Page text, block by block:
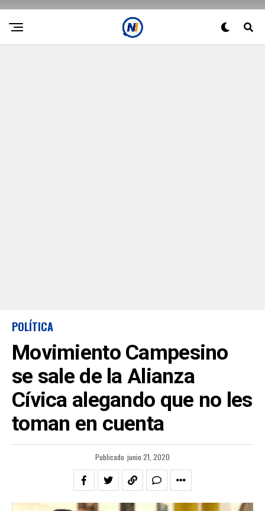
POLÍTICA
Movimiento Campesino
se sale de la Alianza
Cívica alegando que no les
toman en cuenta
Publicado junio 21, 2020